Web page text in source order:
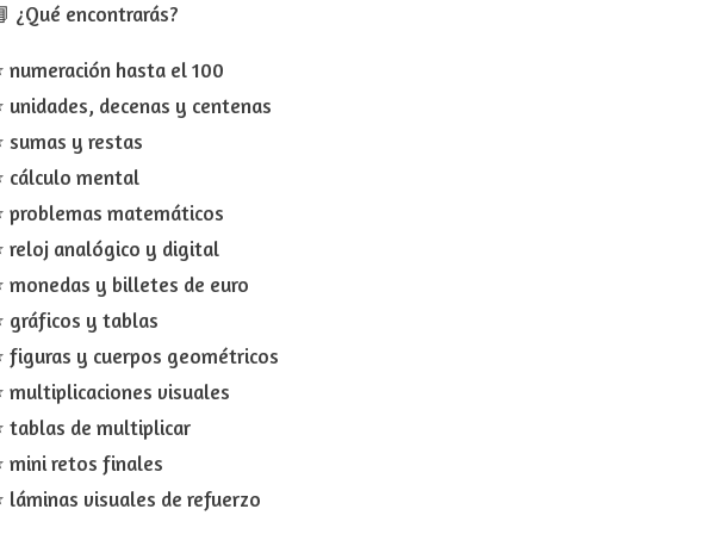
¿Qué encontrarás?
numeración hasta el 100
unidades, decenas y centenas
sumas y restas
cálculo mental
problemas matemáticos
reloj analógico y digital
monedas y billetes de euro
gráficos y tablas
figuras y cuerpos geométricos
multiplicaciones visuales
tablas de multiplicar
mini retos finales
láminas visuales de refuerzo